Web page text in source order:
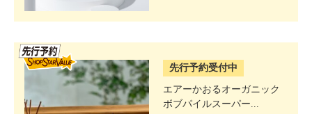
先行予約受付中
エアーかおるオーガニック
ボブパイルスーパー...